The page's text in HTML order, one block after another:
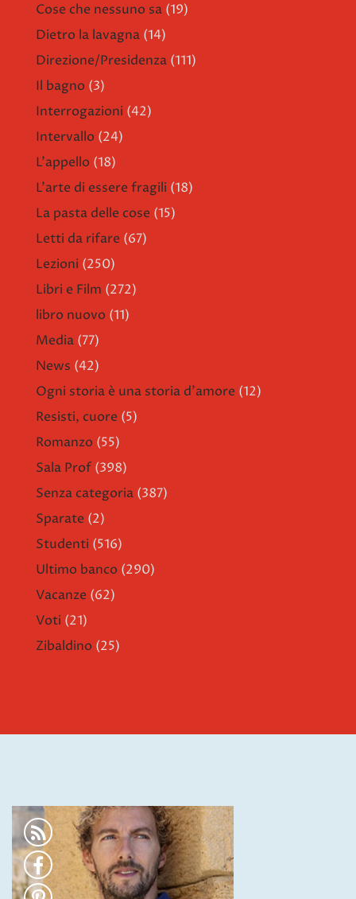
Cose che nessuno sa (19)
Dietro la lavagna (14)
Direzione/Presidenza (111)
Il bagno (3)
Interrogazioni (42)
Intervallo (24)
L'appello (18)
L'arte di essere fragili (18)
La pasta delle cose (15)
Letti da rifare (67)
Lezioni (250)
Libri e Film (272)
libro nuovo (11)
Media (77)
News (42)
Ogni storia è una storia d'amore (12)
Resisti, cuore (5)
Romanzo (55)
Sala Prof (398)
Senza categoria (387)
Sparate (2)
Studenti (516)
Ultimo banco (290)
Vacanze (62)
Voti (21)
Zibaldino (25)